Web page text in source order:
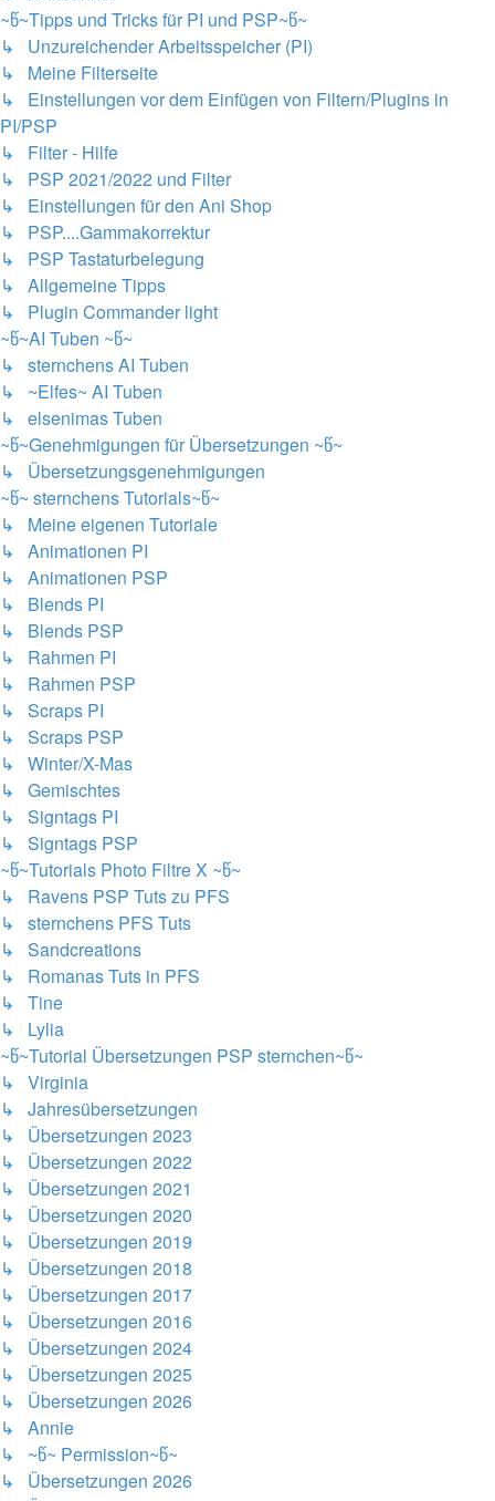
~წ~Tipps und Tricks für PI und PSP~წ~
↳ Unzureichender Arbeitsspeicher (PI)
↳ Meine Filterseite
↳ Einstellungen vor dem Einfügen von Filtern/Plugins in
PI/PSP
↳ Filter - Hilfe
↳ PSP 2021/2022 und Filter
↳ Einstellungen für den Ani Shop
↳ PSP....Gammakorrektur
↳ PSP Tastaturbelegung
↳ Allgemeine Tipps
↳ Plugin Commander light
~წ~AI Tuben ~წ~
↳ sternchens AI Tuben
↳ ~Elfes~ AI Tuben
↳ elsenimas Tuben
~წ~Genehmigungen für Übersetzungen ~წ~
↳ Übersetzungsgenehmigungen
~წ~ sternchens Tutorials~წ~
↳ Meine eigenen Tutoriale
↳ Animationen PI
↳ Animationen PSP
↳ Blends PI
↳ Blends PSP
↳ Rahmen PI
↳ Rahmen PSP
↳ Scraps PI
↳ Scraps PSP
↳ Winter/X-Mas
↳ Gemischtes
↳ Signtags PI
↳ Signtags PSP
~წ~Tutorials Photo Filtre X ~წ~
↳ Ravens PSP Tuts zu PFS
↳ sternchens PFS Tuts
↳ Sandcreations
↳ Romanas Tuts in PFS
↳ Tine
↳ Lylia
~წ~Tutorial Übersetzungen PSP sternchen~წ~
↳ Virginia
↳ Jahresübersetzungen
↳ Übersetzungen 2023
↳ Übersetzungen 2022
↳ Übersetzungen 2021
↳ Übersetzungen 2020
↳ Übersetzungen 2019
↳ Übersetzungen 2018
↳ Übersetzungen 2017
↳ Übersetzungen 2016
↳ Übersetzungen 2024
↳ Übersetzungen 2025
↳ Übersetzungen 2026
↳ Annie
↳ ~წ~ Permission~წ~
↳ Übersetzungen 2026